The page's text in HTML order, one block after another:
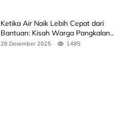
Ketika Air Naik Lebih Cepat dari
Bantuan: Kisah Warga Pangkalan
Koto Baru Bertahan di Tengah
28 Desember 2025 1485